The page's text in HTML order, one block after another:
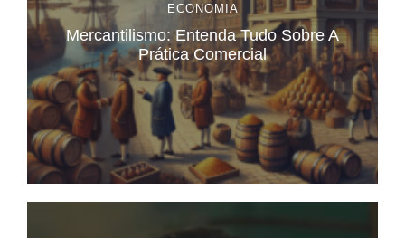
ECONOMIA
Mercantilismo: Entenda Tudo Sobre A
Prática Comercial